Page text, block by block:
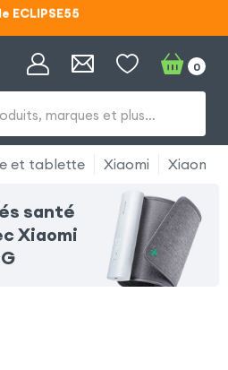
ECLIPSE55
ECLIPSE55
marques et plus…
0
et tablette Xiaomi Xiaomi
santé
Xiaomi